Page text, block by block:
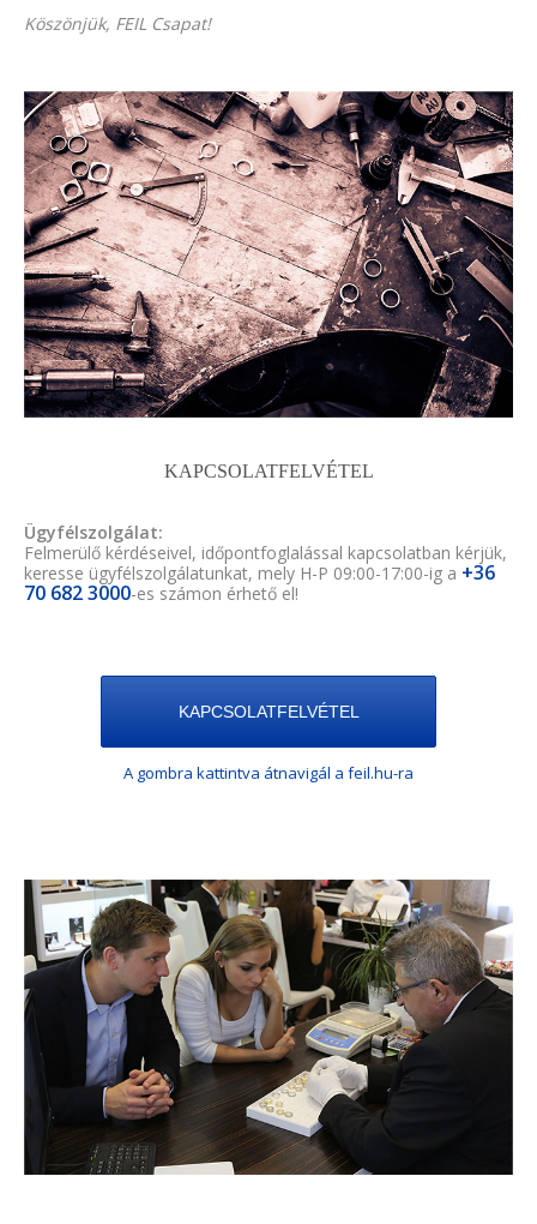
Köszönjük, FEIL Csapat!
KAPCSOLATFELVÉTEL
Ügyfélszolgálat:
Felmerülő kérdéseivel, időpontfoglalással kapcsolatban kérjük,
keresse ügyfélszolgálatunkat, mely H-P 09:00-17:00-ig a +36
70 682 3000-es számon érhető el!
KAPCSOLATFELVÉTEL
A gombra kattintva átnavigál a feil.hu-ra